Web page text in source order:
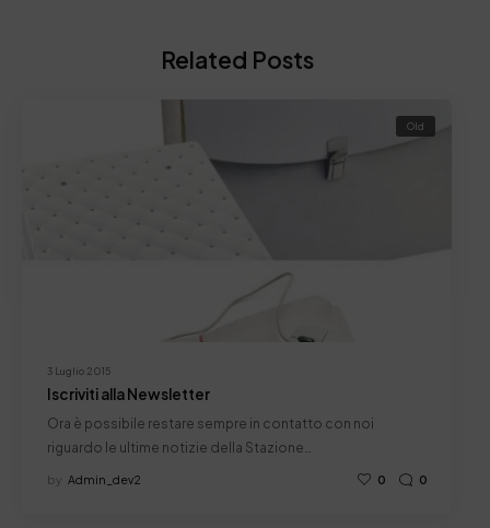
Related Posts
3 Luglio 2015
Old
Iscriviti alla Newsletter
Ora è possibile restare sempre in contatto con noi
riguardo le ultime notizie della Stazione…
by Admin_dev2 0 0